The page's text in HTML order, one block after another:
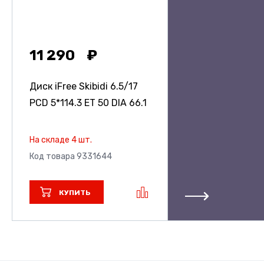
11 290
Диск iFree Skibidi 6.5/17
PCD 5*114.3 ET 50 DIA 66.1
На складе 4 шт.
Код товара 9331644
КУПИТЬ